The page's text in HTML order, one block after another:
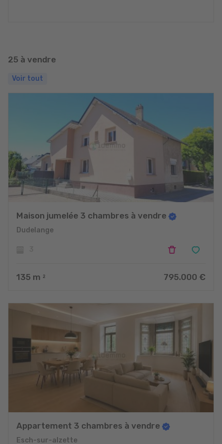
25 à vendre
Voir tout
Maison jumelée 3 chambres à vendre
Dudelange
135 m 2 795.000 €
Appartement 3 chambres à vendre
Esch-sur-alzette